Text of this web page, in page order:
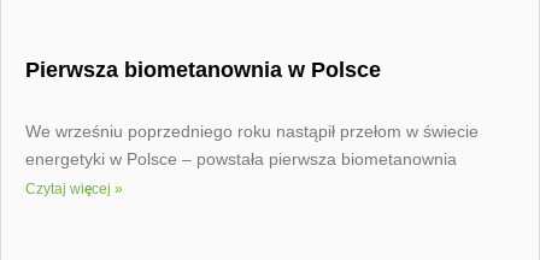
Pierwsza biometanownia w Polsce
We wrześniu poprzedniego roku nastąpił przełom w świecie
energetyki w Polsce – powstała pierwsza biometanownia
Czytaj więcej »